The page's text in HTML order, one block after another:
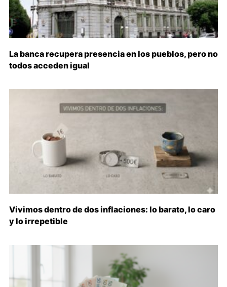
La banca recupera presencia en los pueblos, pero no
todos acceden igual
Vivimos dentro de dos inflaciones: lo barato, lo caro
y lo irrepetible